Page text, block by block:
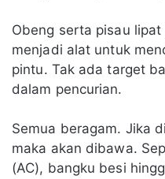
Obeng serta pisau
menjadi alat untuk
pintu. Tak ada target
dalam pencurian.
Semua beragam. Jika
maka akan dibawa.
(AC), bangku besi